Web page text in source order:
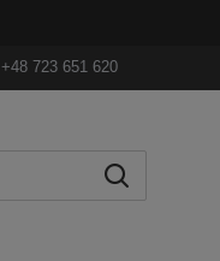
+48 723 651 620